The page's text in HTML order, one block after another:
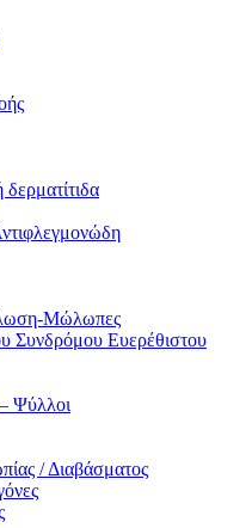
Μώλωπες
Συνδρόμου Ευερέθιστου
Ψύλλοι
/ Διαβάσματος